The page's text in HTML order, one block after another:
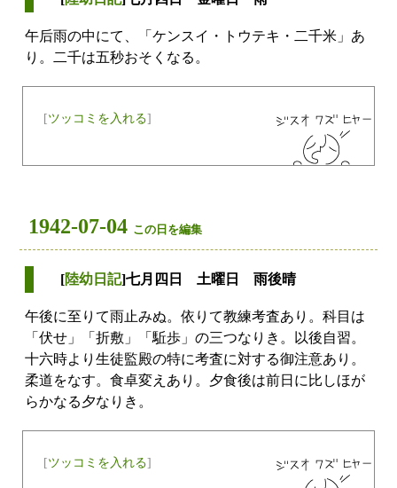
午后雨の中にて、「ケンスイ・トウテキ・二千米」あ
り。二千は五秒おそくなる。
[ツッコミを入れる]
1942-07-04 この日を編集
[陸幼日記]七月四日 土曜日 雨後晴
午後に至りて雨止みぬ。依りて教練考査あり。科目は
「伏せ」「折敷」「駈歩」の三つなりき。以後自習。
十六時より生徒監殿の特に考査に対する御注意あり。
柔道をなす。食卓変えあり。夕食後は前日に比しほが
らかなる夕なりき。
[ツッコミを入れる]